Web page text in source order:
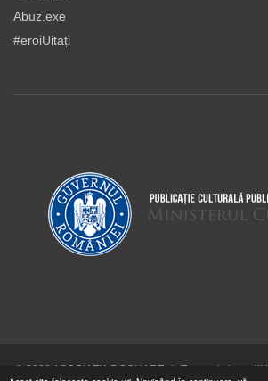
Abuz.exe
#eroiUitați
© 2026 ASOCIAŢIA DOCUART | Termeni şi condiţii